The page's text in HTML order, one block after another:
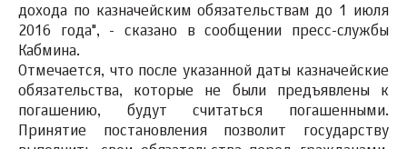
дохода по казначейским обязательствам до 1 июля
2016 года", - сказано в сообщении пресс-службы
Кабмина.
Отмечается, что после указанной даты казначейские
обязательства, которые не были предъявлены к
погашению, будут считаться погашенными.
Принятие постановления позволит государству